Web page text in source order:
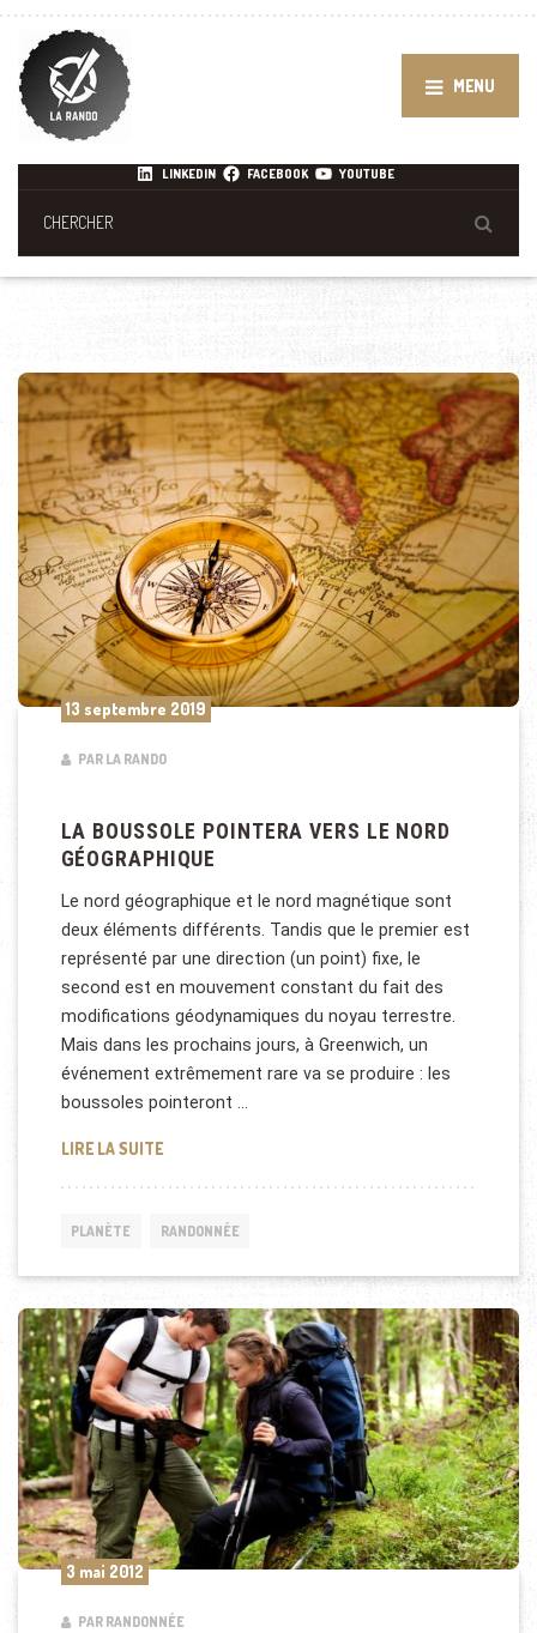
MENU
LINKEDIN FACEBOOK YOUTUBE
13 septembre 2019
PAR LA RANDO
LA BOUSSOLE POINTERA VERS LE NORD
GÉOGRAPHIQUE
Le nord géographique et le nord magnétique sont
deux éléments différents. Tandis que le premier est
représenté par une direction (un point) fixe, le
second est en mouvement constant du fait des
modifications géodynamiques du noyau terrestre.
Mais dans les prochains jours, à Greenwich, un
événement extrêmement rare va se produire : les
boussoles pointeront …
LIRE LA SUITELA BOUSSOLE POINTERA VERS LE NORD
PLANÈTE RANDONNÉE
3 mai 2012
PAR RANDONNÉE